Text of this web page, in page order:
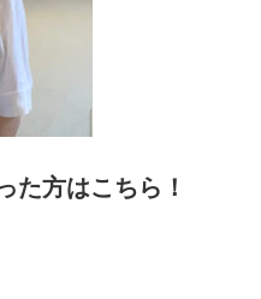
た方はこちら！